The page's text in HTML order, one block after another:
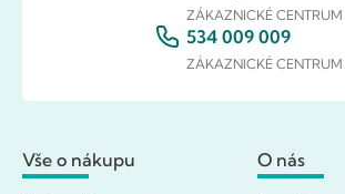
ZÁKAZNICKÉ CENTRUM
534 009 009
ZÁKAZNICKÉ CENTRUM
Vše o nákupu O nás